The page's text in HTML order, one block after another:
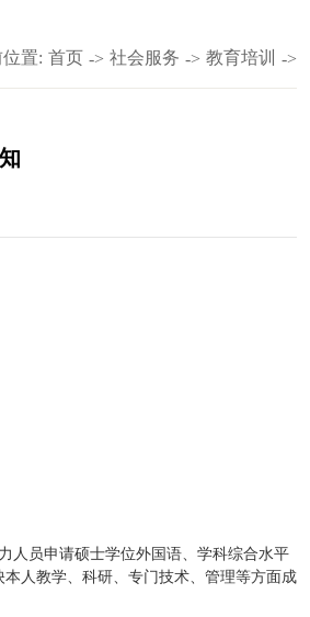
置: 首页 -> 社会服务 -> 教育培训 ->
人员申请硕士学位外国语、学科综合水平
人教学、科研、专门技术、管理等方面成